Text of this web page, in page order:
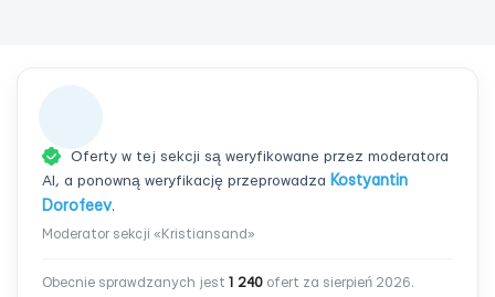
Oferty w tej sekcji są weryfikowane przez moderatora
AI, a ponowną weryfikację przeprowadza Kostyantin
Dorofeev.
Moderator sekcji «Kristiansand»
Obecnie sprawdzanych jest 1 240 ofert za sierpień 2026.